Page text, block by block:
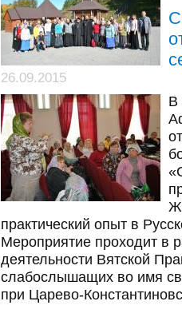
26.09.2015
В
практический опыт в
Мероприятие проходит в
деятельности Вятской
слабослышащих во имя
при Царево-